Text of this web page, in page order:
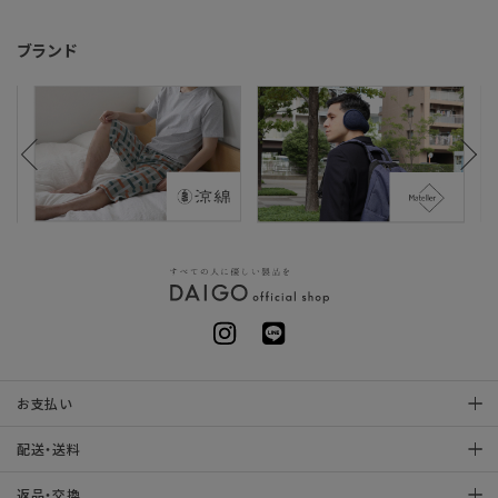
ブランド
お支払い
配送・送料
返品・交換